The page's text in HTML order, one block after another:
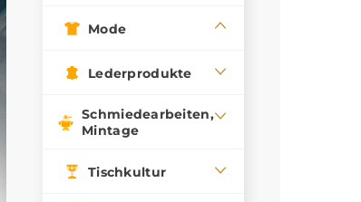
Mode
Lederprodukte
Schmiedearbeiten,
Mintage
Tischkultur